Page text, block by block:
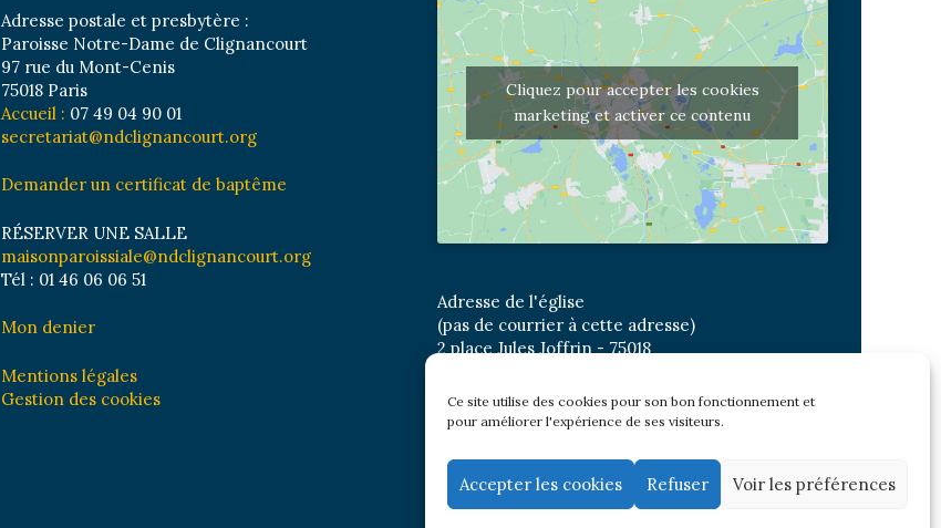
Ce site utilise des cookies pour son bon fonctionnement et
pour améliorer l'expérience de ses visiteurs.
Accepter les cookies Refuser Voir les préférences
Adresse postale et presbytère :
Paroisse Notre-Dame de Clignancourt
97 rue du Mont-Cenis
75018 Paris
Accueil : 07 49 04 90 01
secretariat@ndclignancourt.org
Demander un certificat de baptême
RÉSERVER UNE SALLE
maisonparoissiale@ndclignancourt.org
Tél : 01 46 06 06 51
Mon denier
Mentions légales
Gestion des cookies
Cliquez pour accepter les cookies
marketing et activer ce contenu
Adresse de l'église
(pas de courrier à cette adresse)
2 place Jules Joffrin - 75018
Bus : Mairie du XVIII
Newsletter